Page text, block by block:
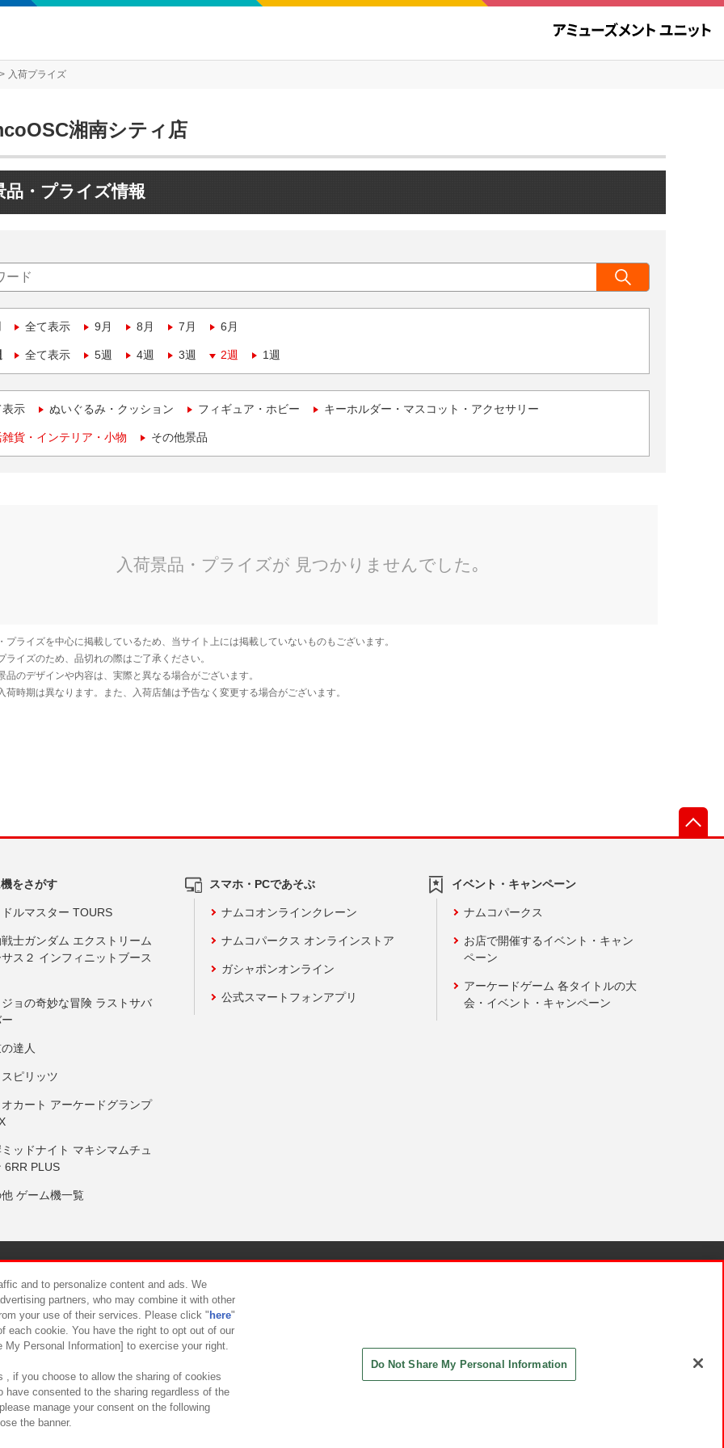
入荷プライズ
湘南シティ店
品・プライズ情報
全て表示 9月 8月 7月 6月
全て表示 5週 4週 3週 2週 1週
表示 ぬいぐるみ・クッション フィギュア・ホビー キーホルダー・マスコット・アクセサリー
貨・インテリア・小物 その他景品
をさがす
ルマスター TOURS
士ガンダム エクストリーム
ス２ インフィニットブース
ョの奇妙な冒険 ラストサバ
達人
ピリッツ
カート アーケードグランプ
ッドナイト マキシマムチュ
6RR PLUS
ゲーム機一覧
スマホ・PCであそぶ
ナムコオンラインクレーン
ナムコパークス オンラインストア
ガシャポンオンライン
公式スマートフォンアプリ
イベント・キャンペーン
ナムコパークス
お店で開催するイベント・キャン
ペーン
アーケードゲーム 各タイトルの大
会・イベント・キャンペーン
について カスタマーハラスメント対応方針
and to personalize content and ads. We
partners, who may combine it with other
your use of their services. Please click " here"
each cookie. You have the right to opt out of our
Personal Information] to exercise your right.
, if you choose to allow the sharing of cookies
have consented to the sharing regardless of the
manage your consent on the following
the banner.
Do Not Share My Personal Information